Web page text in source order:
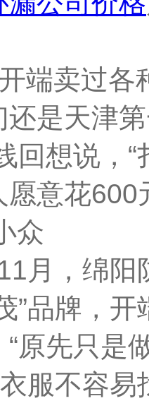
卖过各
还是天津
回想说，
愿意花
，绵阳
”品牌，
原先只是
服不容易